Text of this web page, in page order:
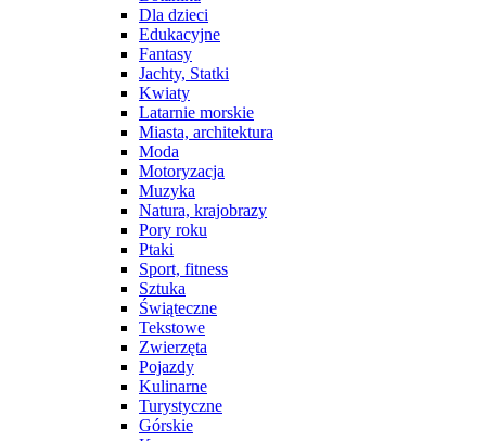
Dla dzieci
Edukacyjne
Fantasy
Jachty, Statki
Kwiaty
Latarnie morskie
Miasta, architektura
Moda
Motoryzacja
Muzyka
Natura, krajobrazy
Pory roku
Ptaki
Sport, fitness
Sztuka
Świąteczne
Tekstowe
Zwierzęta
Pojazdy
Kulinarne
Turystyczne
Górskie